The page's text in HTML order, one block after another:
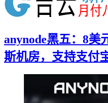
anynode黑五：8美
斯机房，支持支付